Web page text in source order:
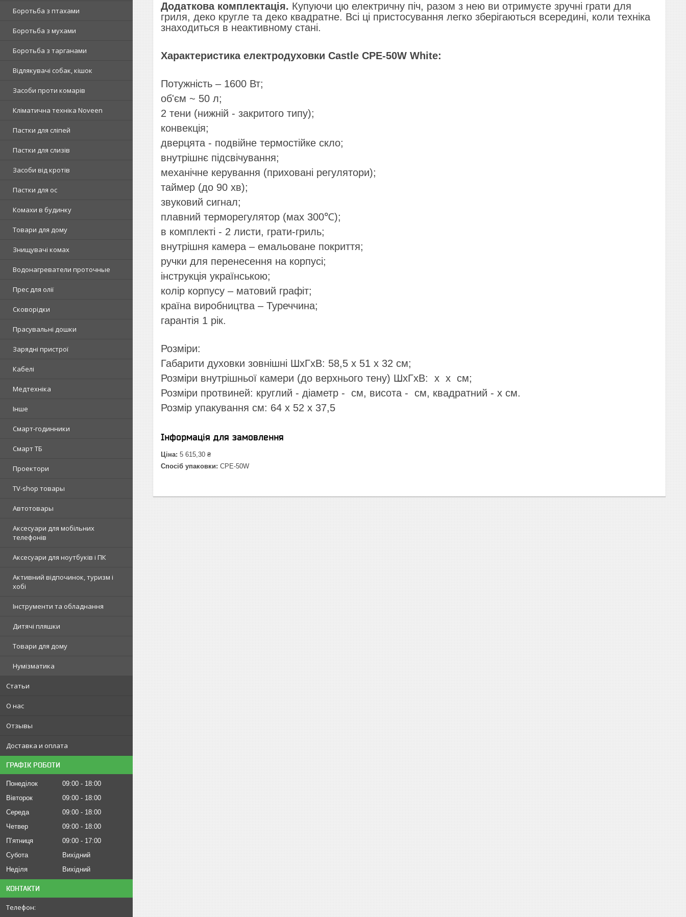
Боротьба з птахами
Боротьба з мухами
Боротьба з тарганами
Відлякувачі собак, кішок
Засоби проти комарів
Кліматична техніка Noveen
Пастки для сліпей
Пастки для слизів
Засоби від кротів
Пастки для ос
Комахи в будинку
Товари для дому
Знищувачі комах
Водонагреватели проточные
Прес для олії
Сковорідки
Прасувальні дошки
Зарядні пристрої
Кабелі
Медтехніка
Інше
Смарт-годинники
Смарт ТБ
Проектори
TV-shop товары
Автотовары
Аксесуари для мобільних
телефонів
Аксесуари для ноутбуків і ПК
Активний відпочинок, туризм і
хобі
Інструменти та обладнання
Дитячі пляшки
Товари для дому
Нумізматика
Статьи
О нас
Отзывы
Доставка и оплата
ГРАФІК РОБОТИ
Понеділок 09:00
18:00
Вівторок
09:00
18:00
Середа
09:00
18:00
Четвер
09:00
18:00
Пʼятниця
09:00
17:00
Субота
Вихідний
Неділя
Вихідний
КОНТАКТИ
Додаткова комплектація. Купуючи цю електричну піч, разом з нею ви отримуєте зручні грати для
гриля, деко кругле та деко квадратне. Всі ці пристосування легко зберігаються всередині, коли техніка
знаходиться в неактивному стані.
Характеристика електродуховки Castle CPE-50W White:
Потужність – 1600 Вт;
об'єм ~ 50 л;
2 тени (нижній - закритого типу);
конвекція;
дверцята - подвійне термостійке скло;
внутрішнє підсвічування;
механічне керування (приховані регулятори);
таймер (до 90 хв);
звуковий сигнал;
плавний терморегулятор (мах 300℃);
в комплекті - 2 листи, грати-гриль;
внутрішня камера – емальоване покриття;
ручки для перенесення на корпусі;
інструкція українською;
колір корпусу – матовий графіт;
країна виробництва – Туреччина;
гарантія 1 рік.
Розміри:
Габарити духовки зовнішні ШхГхВ: 58,5 х 51 х 32 см;
Розміри внутрішньої камери (до верхнього тену) ШхГхВ: х х см;
Розміри протвиней: круглий - діаметр - см, висота - см, квадратний - х см.
Розмір упакування см: 64 х 52 х 37,5
Інформація для замовлення
Ціна: 5 615,30 ₴
Спосіб упаковки: CPE-50W